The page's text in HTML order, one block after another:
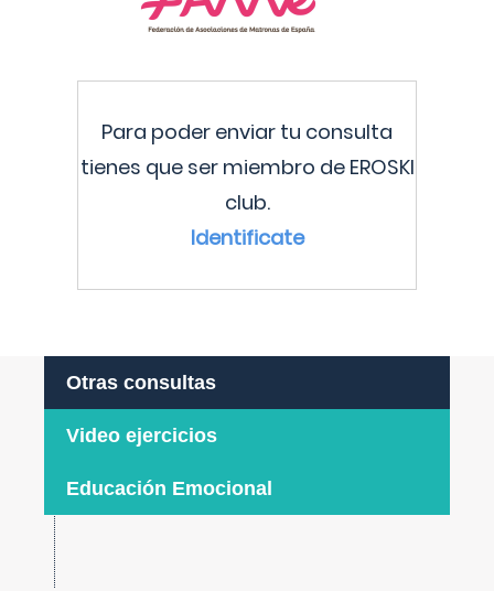
Para poder enviar tu consulta
tienes que ser miembro de EROSKI
club.
Identificate
Otras consultas
Video ejercicios
Educación Emocional